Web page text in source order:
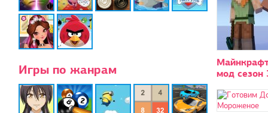
Игры по жанрам
мод сезон